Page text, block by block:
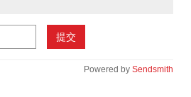
提交
Powered by Sendsmith